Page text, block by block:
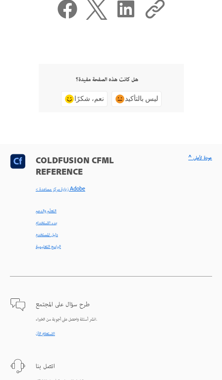
هل كانت هذه الصفحة مفيدة؟
نعم، شكرًا ليس بالتأكيد
COLDFUSION CFML
REFERENCE
< زيارة مركز مساعدة Adobe
التعلّم والدعم
بدء الاستخدام
دليل المستخدم
البرامج التعليمية
طرح سؤال على المجتمع
انشر أسئلة واحصل على أجوبة من الخبراء.
الاستعلام الآن
اتصل بنا
^ عودة لأعلى